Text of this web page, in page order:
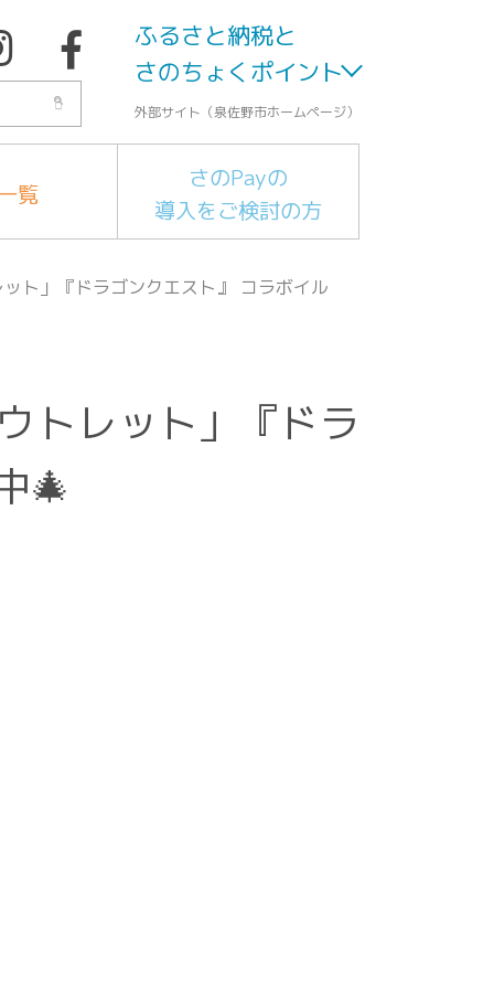
ふるさと納税と
さのちょくポイント
外部サイト（泉佐野市ホームページ）
覧
さのPayの
導入をご検討の方
ト」『ドラゴンクエスト』 コラボイル
トレット」『ドラ
🎄